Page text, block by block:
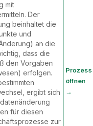
mit
Der
beinhaltet die
und
an die
dass die
den Vorgaben
erfolgen.
ergibt sich
für diesen
zur
Prozess
öffnen
→